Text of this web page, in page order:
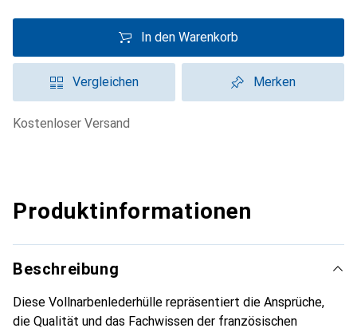
In den Warenkorb
Vergleichen Merken
kostenloser Versand
Produktinformationen
Beschreibung
Diese Vollnarbenlederhülle repräsentiert die Ansprüche,
die Qualität und das Fachwissen der französischen